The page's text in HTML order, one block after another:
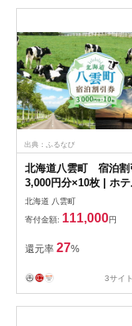
出典：ふるなび
北海道八雲町 宿泊割
3,000円分×10枚 | ホ
ルチケット 観光 宿泊
北海道 八雲町
寄付金額: 111,000円
還元率 27%
3サイ